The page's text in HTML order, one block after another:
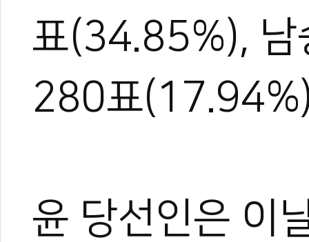
표(34.85%), 남
280표
윤 당선인은 이